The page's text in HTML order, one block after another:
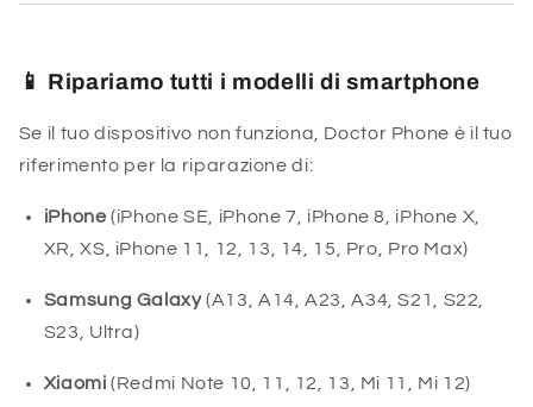
📱 Ripariamo tutti i modelli di smartphone
Se il tuo dispositivo non funziona, Doctor Phone è il tuo
riferimento per la riparazione di:
iPhone (iPhone SE, iPhone 7, iPhone 8, iPhone X,
XR, XS, iPhone 11, 12, 13, 14, 15, Pro, Pro Max)
Samsung Galaxy(A13, A14, A23, A34, S21, S22,
S23, Ultra)
Xiaomi (Redmi Note 10, 11, 12, 13, Mi 11, Mi 12)